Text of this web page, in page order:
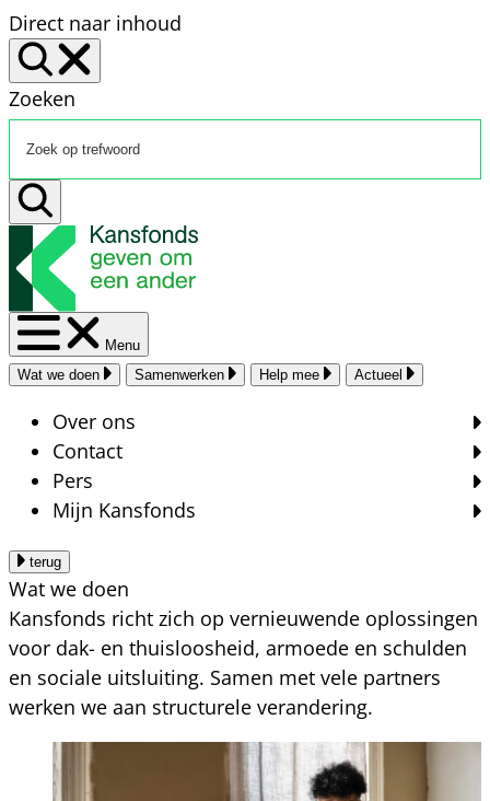
Direct naar inhoud
Zoeken
Menu
Wat we doen
Samenwerken Help mee Actueel
Over ons
Contact
Pers
Mijn Kansfonds
terug
Wat we doen
Kansfonds richt zich op vernieuwende oplossingen
voor dak- en thuisloosheid, armoede en schulden
en sociale uitsluiting. Samen met vele partners
werken we aan structurele verandering.